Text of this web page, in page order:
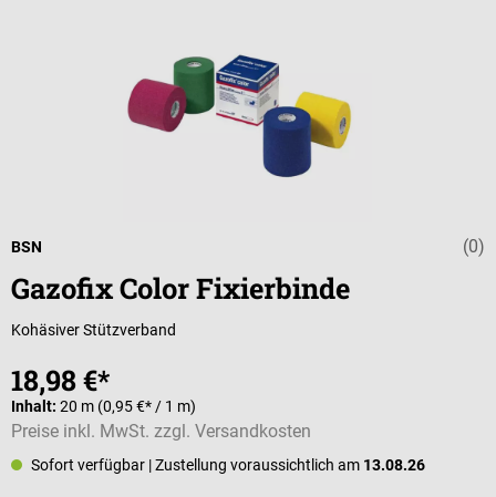
(0)
BSN
Gazofix Color Fixierbinde
Kohäsiver Stützverband
18,98 €*
Inhalt: 20 m (0,95 €* / 1 m)
Preise inkl. MwSt. zzgl. Versandkosten
Sofort verfügbar | Zustellung voraussichtlich am 13.08.26